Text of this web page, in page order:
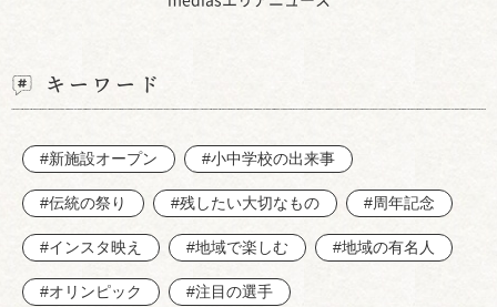
キーワード
#新施設オープン #小中学校の出来事
#伝統の祭り #残したい大切なもの #周年記念
#インスタ映え #地域で楽しむ #地域の有名人
#オリンピック #注目の選手